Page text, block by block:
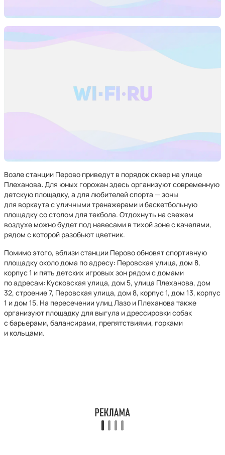
Возле станции Перово приведут в порядок сквер на улице
Плеханова. Для юных горожан здесь организуют современную
детскую площадку, а для любителей спорта — зоны
для воркаута с уличными тренажерами и баскетбольную
площадку со столом для текбола. Отдохнуть на свежем
воздухе можно будет под навесами в тихой зоне с качелями,
рядом с которой разобьют цветник.
Помимо этого, вблизи станции Перово обновят спортивную
площадку около дома по адресу: Перовская улица, дом 8,
корпус 1 и пять детских игровых зон рядом с домами
по адресам: Кусковская улица, дом 5, улица Плеханова, дом
32, строение 7, Перовская улица, дом 8, корпус 1, дом 13, корпус
1 и дом 15. На пересечении улиц Лазо и Плеханова также
организуют площадку для выгула и дрессировки собак
с барьерами, балансирами, препятствиями, горками
и кольцами.